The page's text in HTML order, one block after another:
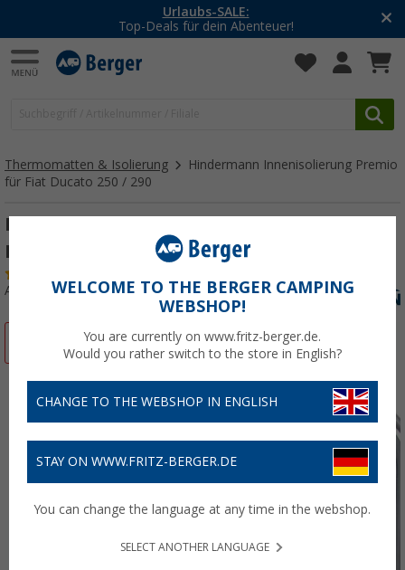
-20% auf Kleidung und Schuhe
Mit dem Aktionscode20SSV
Thermomatten & Isolierung
Hindermann Innenisolierung Premio
für Fiat Ducato 250 / 290
Hindermann Innenisolierung Premio für
Fiat Ducato 250 / 290
Art.-Nr.: 289710WELCOME TO THE BERGER CAMPING
WEBSHOP!
You are currently on www.fritz-berger.de.
Would you rather switch to the store in English?
CHANGE TO THE WEBSHOP IN ENGLISH
STAY ON WWW.FRITZ-BERGER.DE
You can change the language at any time in the webshop.
SELECT ANOTHER LANGUAGE